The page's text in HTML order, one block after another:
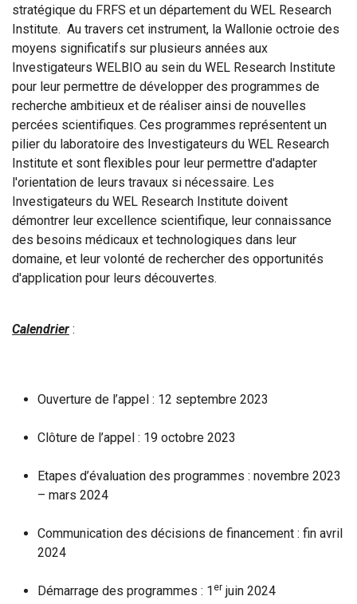
stratégique du FRFS et un département du WEL Research
Institute. Au travers cet instrument, la Wallonie octroie des
moyens significatifs sur plusieurs années aux
Investigateurs WELBIO au sein du WEL Research Institute
pour leur permettre de développer des programmes de
recherche ambitieux et de réaliser ainsi de nouvelles
percées scientifiques. Ces programmes représentent un
pilier du laboratoire des Investigateurs du WEL Research
Institute et sont flexibles pour leur permettre d'adapter
l'orientation de leurs travaux si nécessaire. Les
Investigateurs du WEL Research Institute doivent
démontrer leur excellence scientifique, leur connaissance
des besoins médicaux et technologiques dans leur
domaine, et leur volonté de rechercher des opportunités
d'application pour leurs découvertes.
Calendrier :
Ouverture de l’appel : 12 septembre 2023
Clôture de l’appel : 19 octobre 2023
Etapes d’évaluation des programmes : novembre 2023
– mars 2024
Communication des décisions de financement : fin avril
2024
Démarrage des programmes : 1 er juin 2024